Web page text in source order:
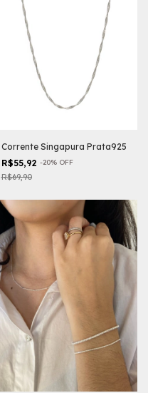
Corrente Singapura Prata925
R$55,92 -20% OFF
R$69,90